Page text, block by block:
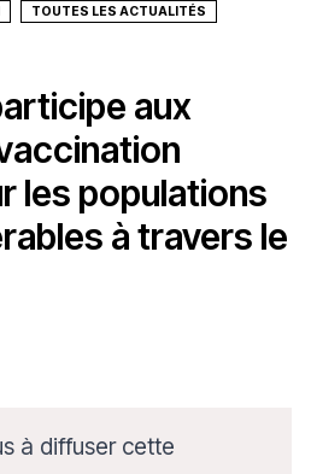
TOUTES LES ACTUALITÉS
aux
les populations
à travers le
à diffuser cette